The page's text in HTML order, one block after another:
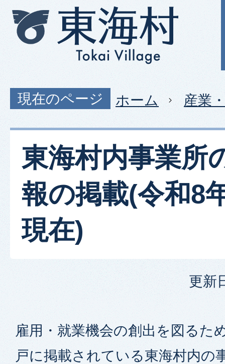
現在のページ ホーム 産業
東海村内事業所
報の掲載(令和8
現在)
更新
雇用・就業機会の創出を図るた
戸に掲載されている東海村内の